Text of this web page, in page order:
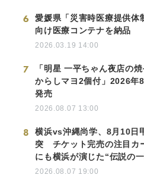
6
愛媛県「災害時医療提供体
向け医療コンテナを納品
2026.03.19 14:00
7
「明星 一平ちゃん夜店の
からしマヨ2個付」2026年
発売
2026.08.07 13:00
8
横浜vs沖縄尚学、8月10日
突 チケット完売の注目カ
にも横浜が演じた“伝説の
2026.08.07 19:00